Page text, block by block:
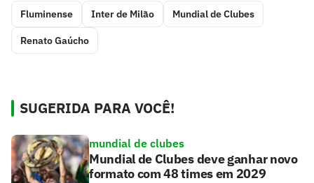
Fluminense Inter de Milão Mundial de Clubes
Renato Gaúcho
SUGERIDA PARA VOCÊ!
mundial de clubes
Mundial de Clubes deve ganhar novo
formato com 48 times em 2029